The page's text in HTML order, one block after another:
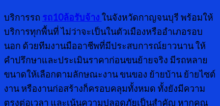
บริการรถ รถ10ล้อรับจ้างในจังหวัดกาญจนบุรี พร้อมให้
บริการทุกพื้นที่ ไม่ว่าจะเป็นในตัวเมืองหรืออำเภอรอบ
นอก ด้วยทีมงานมืออาชีพที่มีประสบการณ์ยาวนาน ให้
คำปรึกษาและประเมินราคาก่อนขนย้ายจริง มีรถหลาย
ขนาดให้เลือกตามลักษณะงาน ขนของ ย้ายบ้าน ย้ายไซต์
งาน หรืองานก่อสร้างก็ครอบคลุมทั้งหมด ทั้งยังมีความ
ตรงต่อเวลา และเน้นความปลอดภัยเป็นสำคัญ หากคุณ